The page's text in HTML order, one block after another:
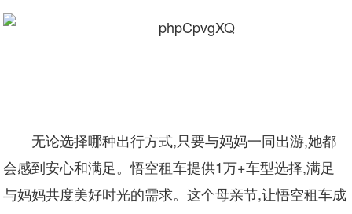
无论选择哪种出行方式,只要与妈妈一同出游,她都
会感到安心和满足。悟空租车提供1万+车型选择,满足
与妈妈共度美好时光的需求。这个母亲节,让悟空租车成